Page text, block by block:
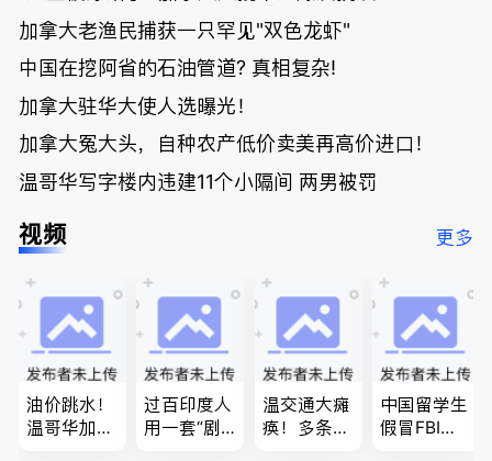
加拿大老渔民捕获一只罕见"双色龙虾"
中国在挖阿省的石油管道? 真相复杂!
加拿大驻华大使人选曝光！
加拿大冤大头，自种农产低价卖美再高价进口！
温哥华写字楼内违建11个小隔间 两男被罚
视频 更多
油价跳水！
温哥华加油
过百印度人
用一套“剧
温交通大瘫
痪！多条主
中国留学生
假冒FBI上